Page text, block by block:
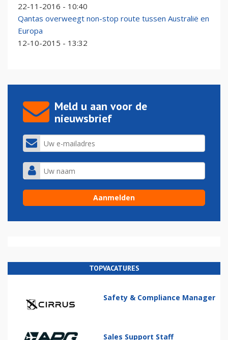
22-11-2016 - 10:40
Qantas overweegt non-stop route tussen Australië en
Europa
12-10-2015 - 13:32
Meld u aan voor de
nieuwsbrief
TOPVACATURES
Safety & Compliance Manager
Sales Support Staff